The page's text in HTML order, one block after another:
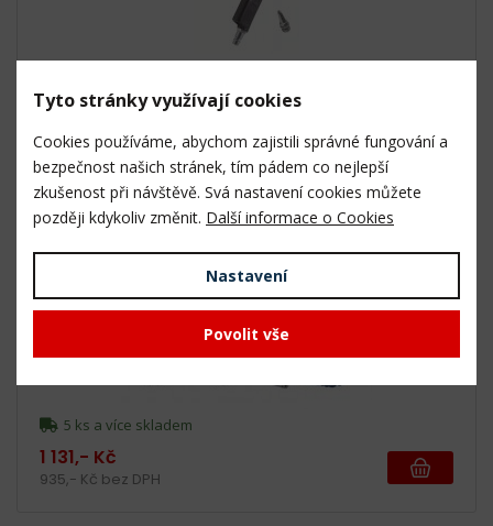
229,- Kč
ATM1036 - Stříkací sada - 5ks (FAT-850)
5 ks a více skladem
1 131,- Kč
935,- Kč bez DPH
Tyto stránky využívají cookies
Cookies používáme, abychom zajistili správné fungování a
bezpečnost našich stránek, tím pádem co nejlepší
zkušenost při návštěvě. Svá nastavení cookies můžete
později kdykoliv změnit. Další informace o Cookies
Nastavení
Povolit vše